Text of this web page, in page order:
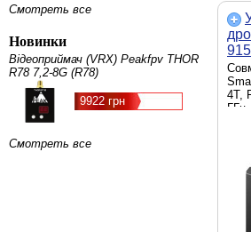
Смотреть все
Новинки
Відеоприймач (VRX) Peakfpv THOR
R78 7,2-8G (R78)
9922 грн
Смотреть все
4T,